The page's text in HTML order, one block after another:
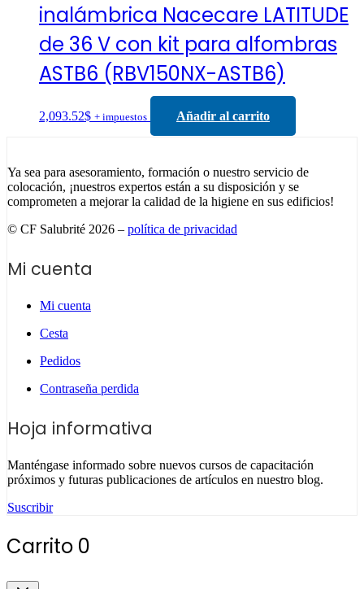
inalámbrica Nacecare LATITUDE
de 36 V con kit para alfombras
ASTB6 (RBV150NX-ASTB6)
2,093.52$ + impuestos Añadir al carrito
Ya sea para asesoramiento, formación o nuestro servicio de
colocación, ¡nuestros expertos están a su disposición y se
comprometen a mejorar la calidad de la higiene en sus edificios!
© CF Salubrité 2026 – política de privacidad
Mi cuenta
Mi cuenta
Cesta
Pedidos
Contraseña perdida
Hoja informativa
Manténgase informado sobre nuevos cursos de capacitación
próximos y futuras publicaciones de artículos en nuestro blog.
Suscribir
Carrito 0